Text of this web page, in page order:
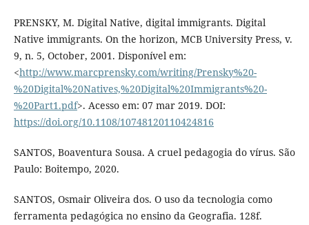
PRENSKY, M. Digital Native, digital immigrants. Digital
Native immigrants. On the horizon, MCB University Press, v.
9, n. 5, October, 2001. Disponível em:
<http://www.marcprensky.com/writing/Prensky%20-
%20Digital%20Natives,%20Digital%20Immigrants%20-
%20Part1.pdf>. Acesso em: 07 mar 2019. DOI:
https://doi.org/10.1108/10748120110424816
SANTOS, Boaventura Sousa. A cruel pedagogia do vírus. São
Paulo: Boitempo, 2020.
SANTOS, Osmair Oliveira dos. O uso da tecnologia como
ferramenta pedagógica no ensino da Geografia. 128f.